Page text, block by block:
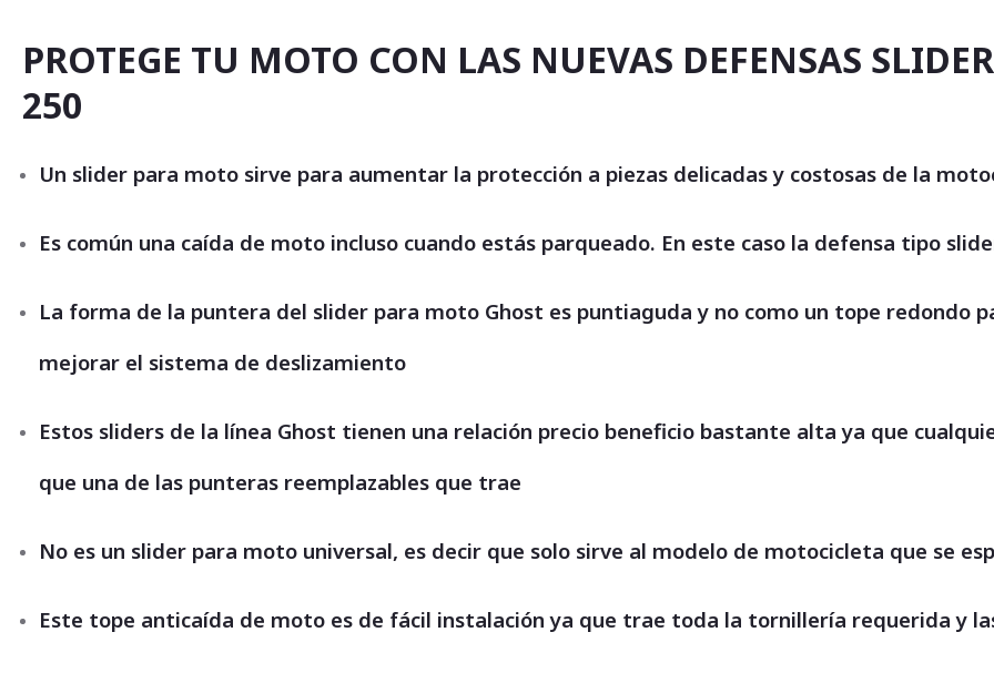
la
galería
de
imágenes
PROTEGE TU MOTO CON LAS NUEVAS DEFENSAS
250
Un slider para moto sirve para aumentar la protección a piezas delicadas y costosas de la
Es común una caída de moto incluso cuando estás parqueado. En este caso la defensa tipo
La forma de la puntera del slider para moto Ghost es puntiaguda y no como un tope redondo
mejorar el sistema de deslizamiento
Estos sliders de la línea Ghost tienen una relación precio beneficio bastante alta ya que
que una de las punteras reemplazables que trae
No es un slider para moto universal, es decir que solo sirve al modelo de motocicleta que se
Este tope anticaída de moto es de fácil instalación ya que trae toda la tornillería requerida y